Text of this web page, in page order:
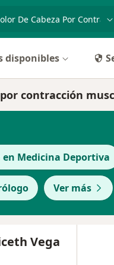
disponibles
contracción
en Medicina Deportiva
Ver más
Vega